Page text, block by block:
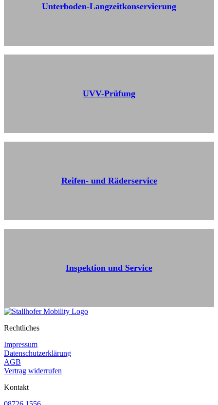
Unterboden-Langzeitkonservierung
UVV-Prüfung
Reifen- und Räderservice
Inspektion und Service
Rechtliches
Impressum
Datenschutzerklärung
AGB
Vertrag widerrufen
Kontakt